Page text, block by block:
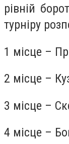
рівній
турніру
1 місце –
2 місце –
3 місце –
4 місце –